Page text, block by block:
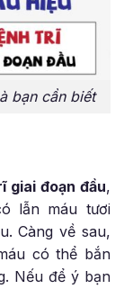
bạn cần biết
giai đoạn đầu,
lẫn máu tươi
Càng về sau,
có thể bắn
Nếu để ý bạn